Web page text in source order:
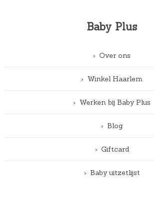
Baby Plus
Over ons
Winkel Haarlem
Werken bij Baby Plus
Blog
Giftcard
Baby uitzetlijst